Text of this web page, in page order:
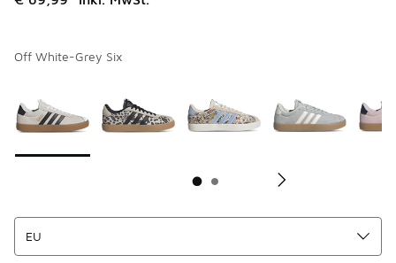
Off White-Grey Six